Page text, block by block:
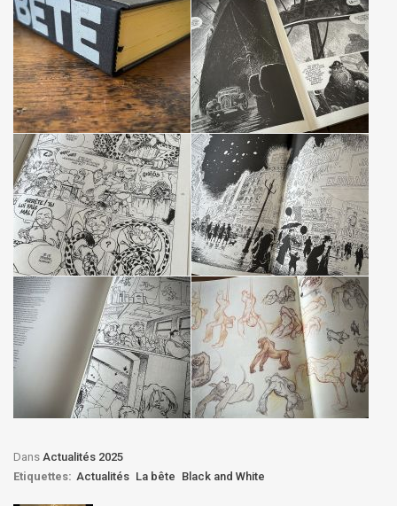
Dans Actualités 2025
Etiquettes: Actualités La bête Black and White